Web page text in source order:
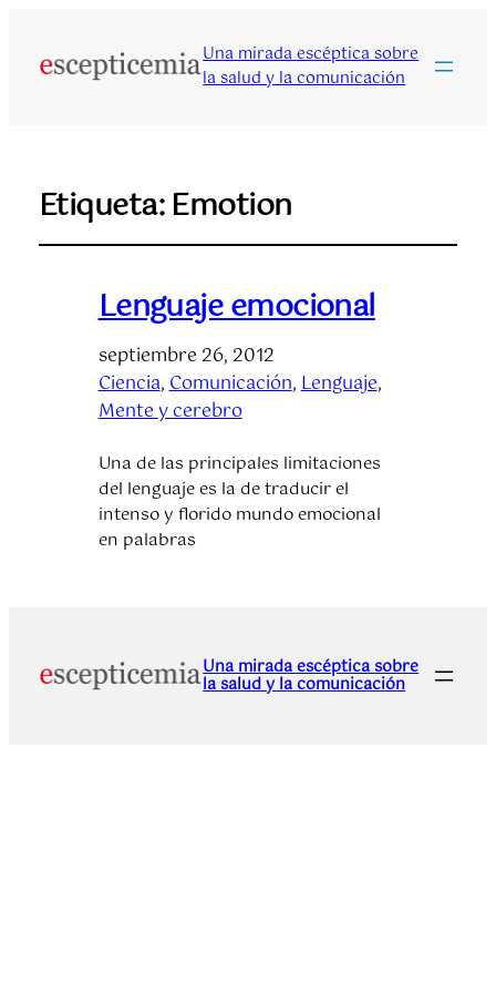
Una mirada escéptica sobre
la salud y la comunicación
Etiqueta:Emotion
Lenguaje emocional
septiembre 26, 2012
Ciencia, Comunicación, Lenguaje
Mente y cerebro
Una de las principales limitaciones
del lenguaje es la de traducir el
intenso y florido mundo emocional
en palabras
Una mirada escéptica sobre
la salud y la comunicación